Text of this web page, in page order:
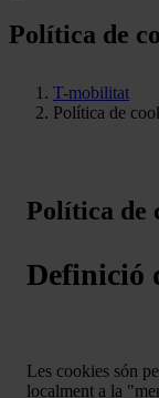
Política de
T-mobilitat
Política de
Política de
Definició
Les cookies són
localment a la